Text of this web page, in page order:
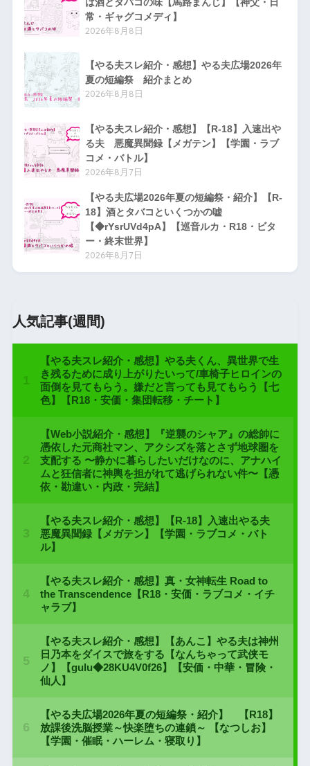
常・ギャグコメディ】
2026年8月8日
【やる夫スレ紹介・感想】やる夫広場2026年
夏の短編祭 紹介まとめ
2026年8月8日
【やる夫スレ紹介・感想】【R-18】入速出や
る夫 悪魔異聞録【メガテン】【学園・ラブ
コメ・バトル】
2026年8月7日
【やる夫広場2026年夏の短編祭・紹介】【R-
18】酒とタバコといくつかの嘘
【◆rYsrUVd4pA】【巡音ルカ・R18・ビタ
ー・終末世界】
2026年8月7日
人気記事(週間)